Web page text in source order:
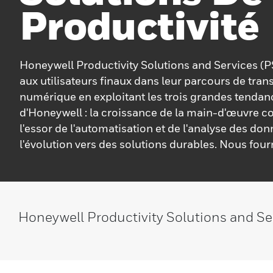
Productivité
Honeywell Productivity Solutions and Services
aux utilisateurs finaux dans leur parcours de
numérique en exploitant les trois grandes
d'Honeywell : la croissance de la main-d'œuvre
l'essor de l'automatisation et de l'analyse des
l'évolution vers des solutions durables. Nous
des logiciels basés sur le cloud de pointe. Avec
Honeywell Productivity Solutions and